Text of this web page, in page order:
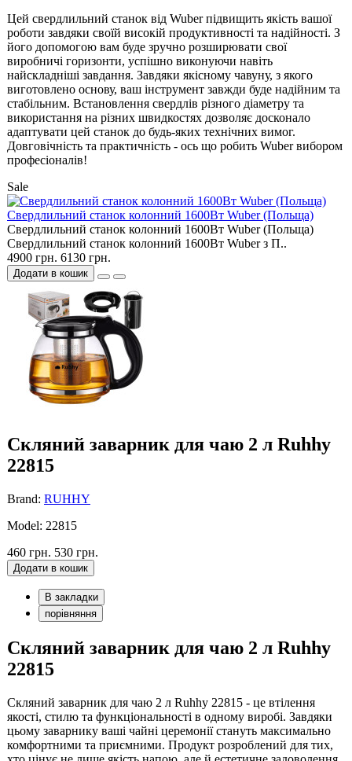
Цей свердлильний станок від Wuber підвищить якість вашої
роботи завдяки своїй високій продуктивності та надійності. З
його допомогою вам буде зручно розширювати свої
виробничі горизонти, успішно виконуючи навіть
найскладніші завдання. Завдяки якісному чавуну, з якого
виготовлено основу, ваш інструмент завжди буде надійним та
стабільним. Встановлення свердлів різного діаметру та
використання на різних швидкостях дозволяє досконало
адаптувати цей станок до будь-яких технічних вимог.
Довговічність та практичність - ось що робить Wuber вибором
професіоналів!
Sale
Свердлильний станок колонний 1600Вт Wuber (Польща)
Свердлильний станок колонний 1600Вт Wuber (Польща)
Свердлильний станок колонний 1600Вт Wuber з П..
4900 грн. 6130 грн.
Додати в кошик
Скляний заварник для чаю 2 л Ruhhy
22815
Brand: RUHHY
Model: 22815
460 грн. 530 грн.
Додати в кошик
В закладки
порівняння
Скляний заварник для чаю 2 л Ruhhy
22815
Скляний заварник для чаю 2 л Ruhhy 22815 - це втілення
якості, стилю та функціональності в одному виробі. Завдяки
цьому заварнику ваші чайні церемонії стануть максимально
комфортними та приємними. Продукт розроблений для тих,